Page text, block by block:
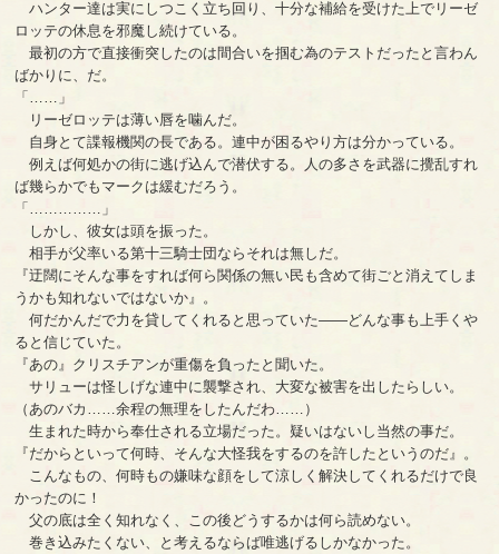
ハンター達は実にしつこく立ち回り、十分な補給を受けた上でリーゼ
ロッテの休息を邪魔し続けている。
最初の方で直接衝突したのは間合いを掴む為のテストだったと言わん
ばかりに、だ。
「……」
リーゼロッテは薄い唇を噛んだ。
自身とて諜報機関の長である。連中が困るやり方は分かっている。
例えば何処かの街に逃げ込んで潜伏する。人の多さを武器に攪乱すれ
ば幾らかでもマークは緩むだろう。
「……………」
しかし、彼女は頭を振った。
相手が父率いる第十三騎士団ならそれは無しだ。
『迂闊にそんな事をすれば何ら関係の無い民も含めて街ごと消えてしま
うかも知れないではないか』。
何だかんだで力を貸してくれると思っていた――どんな事も上手くや
ると信じていた。
『あの』クリスチアンが重傷を負ったと聞いた。
サリューは怪しげな連中に襲撃され、大変な被害を出したらしい。
（あのバカ……余程の無理をしたんだわ……）
生まれた時から奉仕される立場だった。疑いはないし当然の事だ。
『だからといって何時、そんな大怪我をするのを許したというのだ』。
こんなもの、何時もの嫌味な顔をして涼しく解決してくれるだけで良
かったのに！
父の底は全く知れなく、この後どうするかは何ら読めない。
巻き込みたくない、と考えるならば唯逃げるしかなかった。